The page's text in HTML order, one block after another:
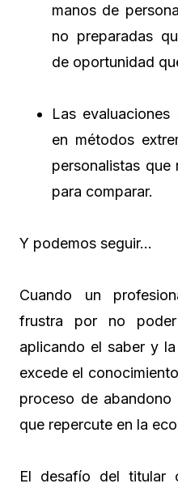
manos de
no preparadas
de oportunidad
Las
en métodos
personalistas
para comparar.
Y podemos seguir…
Cuando un
frustra por no
aplicando el saber y
excede el
proceso de
que repercute en la
El desafío del titular